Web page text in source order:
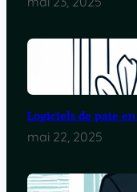
Logiciels de paie
mai 22, 2025